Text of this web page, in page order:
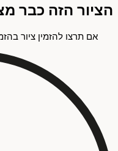
הציור הזה כבר
אם תרצו להזמין ציור